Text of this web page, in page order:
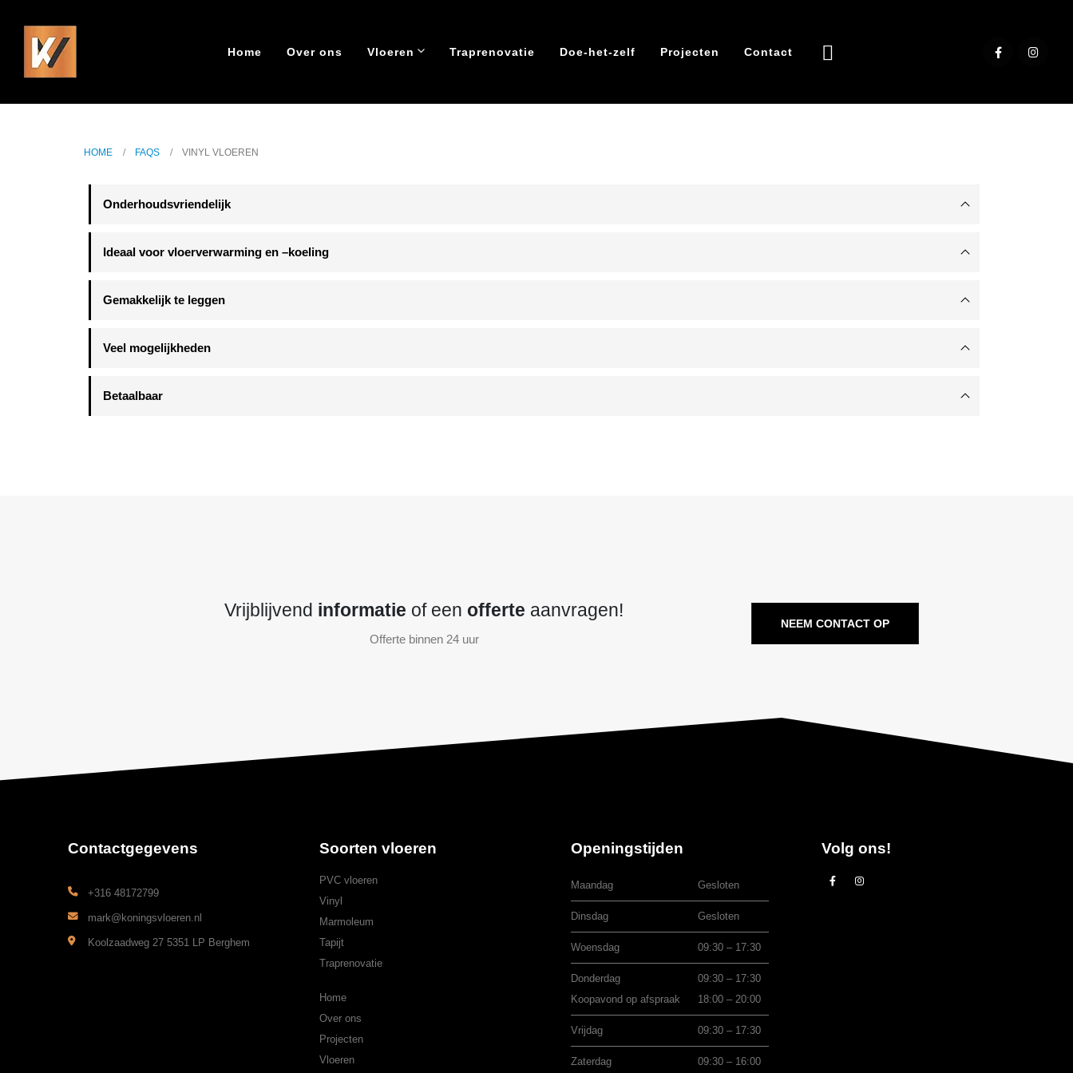
Home Over ons Vloeren Traprenovatie Doe-het-zelf Projecten Contact
HOME FAQS VINYL VLOEREN
Onderhoudsvriendelijk
Ideaal voor vloerverwarming en –koeling
Gemakkelijk te leggen
Veel mogelijkheden
Betaalbaar
Vrijblijvend informatie of een offerte aanvragen!
Offerte binnen 24 uur
NEEM CONTACT OP
Contactgegevens
+316 48172799
mark@koningsvloeren.nl
Koolzaadweg 27 5351 LP Berghem
Soorten vloeren
PVC vloeren
Vinyl
Marmoleum
Tapijt
Traprenovatie
Home
Over ons
Projecten
Vloeren
Openingstijden
Maandag Gesloten
Dinsdag Gesloten
Woensdag 09:30 – 17:30
Donderdag
Koopavond op afspraak
09:30 – 17:30
18:00 – 20:00
Vrijdag 09:30 – 17:30
Zaterdag 09:30 – 16:00
Volg ons!